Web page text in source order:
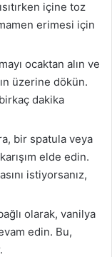
içine toz
erimesi için
ocaktan alın ve
üzerine dökün.
dakika
bir spatula veya
elde edin.
istiyorsanız,
olarak, vanilya
edin. Bu,